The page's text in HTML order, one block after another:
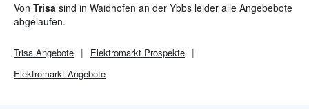
Von Trisa sind in Waidhofen an der Ybbs leider alle Angebebote
abgelaufen.
Trisa Angebote Elektromarkt Prospekte
Elektromarkt Angebote